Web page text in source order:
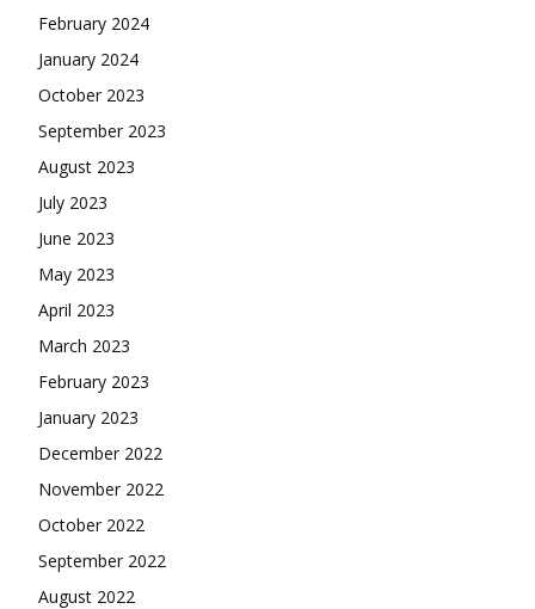
February 2024
January 2024
October 2023
September 2023
August 2023
July 2023
June 2023
May 2023
April 2023
March 2023
February 2023
January 2023
December 2022
November 2022
October 2022
September 2022
August 2022